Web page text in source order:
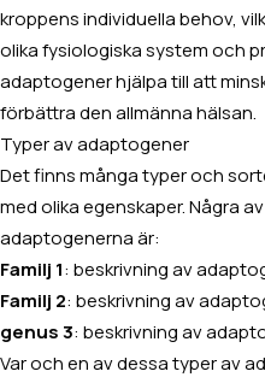
kroppens individuella behov,
olika fysiologiska system och
adaptogener hjälpa till att
förbättra den allmänna hälsan.
Typer av adaptogener
Det finns många typer och
med olika egenskaper. Några
adaptogenerna är:
Familj 1 : beskrivning av
Familj 2: beskrivning av
genus 3: beskrivning av
Var och en av dessa typer av